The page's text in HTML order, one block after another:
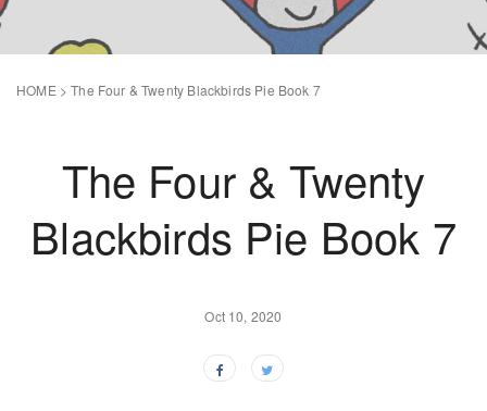
HOME >The Four & Twenty Blackbirds Pie Book 7
The Four & Twenty
Blackbirds Pie Book 7
Oct 10, 2020